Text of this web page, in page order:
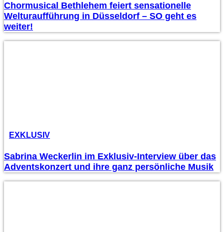
Chormusical Bethlehem feiert sensationelle
Welturaufführung in Düsseldorf – SO geht es
weiter!
EXKLUSIV
Sabrina Weckerlin im Exklusiv-Interview über das
Adventskonzert und ihre ganz persönliche Musik